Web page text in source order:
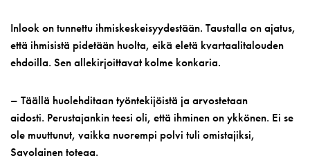
Inlook on tunnettu ihmiskeskeisyydestään. Taustalla on ajatus,
että ihmisistä pidetään huolta, eikä eletä kvartaalitalouden
ehdoilla. Sen allekirjoittavat kolme konkaria.
– Täällä huolehditaan työntekijöistä ja arvostetaan
aidosti. Perustajankin teesi oli, että ihminen on ykkönen. Ei se
ole muuttunut, vaikka nuorempi polvi tuli omistajiksi,
Savolainen toteaa.